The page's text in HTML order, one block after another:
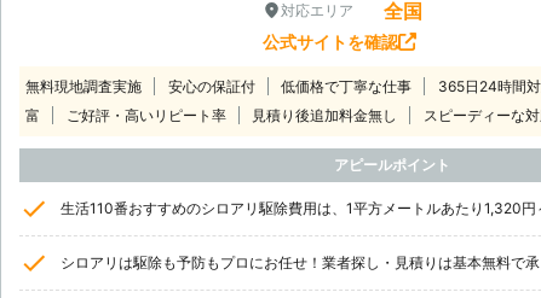
対応エリア 全国
公式サイトを確認
無料現地調査実施 安心の保証付 低価格で丁寧な仕事 365日24時間
富
ご好評・高いリピート率 見積り後追加料金無し スピーディーな
アピールポイント
生活110番おすすめのシロアリ駆除費用は、1平方メートルあたり1,320円
シロアリは駆除も予防もプロにお任せ！業者探し・見積りは基本無料で承